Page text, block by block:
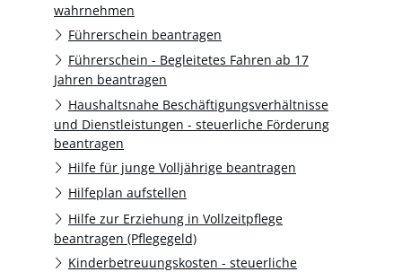
wahrnehmen
Führerschein beantragen
Führerschein - Begleitetes Fahren ab 17
Jahren beantragen
Haushaltsnahe Beschäftigungsverhältnisse
und Dienstleistungen - steuerliche Förderung
beantragen
Hilfe für junge Volljährige beantragen
Hilfeplan aufstellen
Hilfe zur Erziehung in Vollzeitpflege
beantragen (Pflegegeld)
Kinderbetreuungskosten - steuerliche